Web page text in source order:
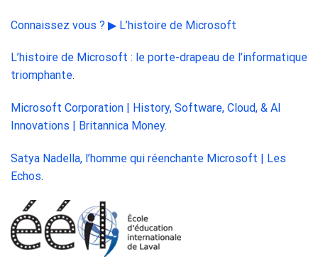
Connaissez vous ? ▶ L’histoire de Microsoft
L’histoire de Microsoft : le porte-drapeau de l’informatique
triomphante.
Microsoft Corporation | History, Software, Cloud, & AI
Innovations | Britannica Money.
Satya Nadella, l’homme qui réenchante Microsoft | Les
Echos.